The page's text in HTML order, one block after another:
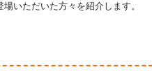
いただいた方々を紹介します。